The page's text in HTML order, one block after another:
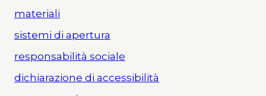
materiali
sistemi di apertura
responsabilità sociale
dichiarazione di accessibilità